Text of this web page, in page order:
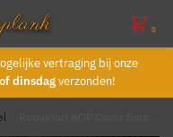
0
vertraging bij onze
dinsdagverzonden!